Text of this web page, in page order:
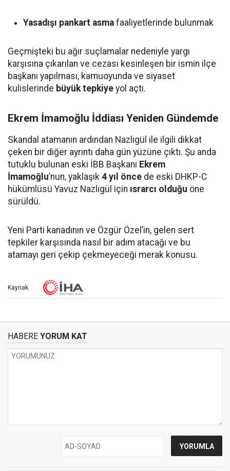
Yasadışı pankart asma faaliyetlerinde bulunmak
Geçmişteki bu ağır suçlamalar nedeniyle yargı
karşısına çıkarılan ve cezası kesinleşen bir ismin ilçe
başkanı yapılması, kamuoyunda ve siyaset
kulislerinde büyük tepkiye yol açtı.
Ekrem İmamoğlu İddiası Yeniden Gündemde
Skandal atamanın ardından Nazlıgül ile ilgili dikkat
çeken bir diğer ayrıntı daha gün yüzüne çıktı. Şu anda
tutuklu bulunan eski İBB Başkanı Ekrem
İmamoğlu’nun, yaklaşık 4 yıl önce de eski DHKP-C
hükümlüsü Yavuz Nazlıgül için ısrarcı olduğu öne
sürüldü.
Yeni Parti kanadının ve Özgür Özel’in, gelen sert
tepkiler karşısında nasıl bir adım atacağı ve bu
atamayı geri çekip çekmeyeceği merak konusu.
Kaynak:
HABERE YORUM KAT